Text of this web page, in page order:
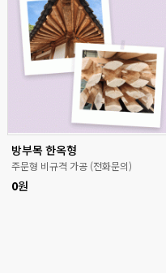
방부목 한옥형
주문형 비규격 가공 (전화문의)
0원